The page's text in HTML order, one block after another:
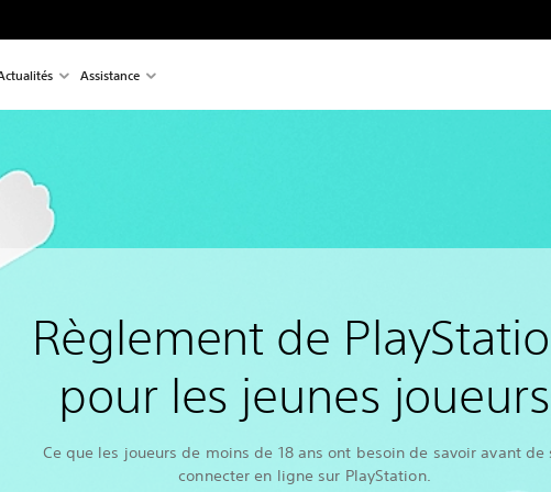
Assistance
Règlement de
pour les jeunes joueurs
Ce que les joueurs de moins de 18 ans ont besoin de savoir avant de
connecter en ligne sur PlayStation.